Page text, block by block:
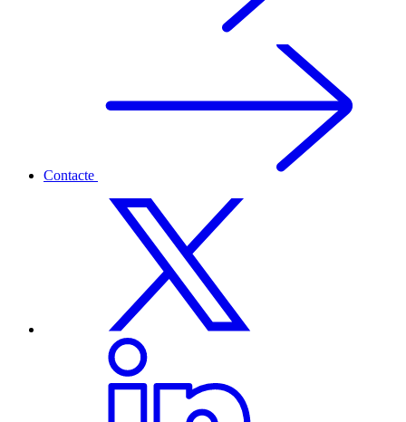
Contacte